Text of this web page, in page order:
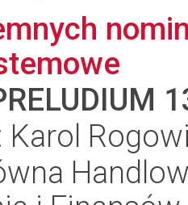
Karol